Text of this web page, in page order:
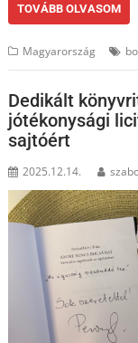
TOVÁBB OLVASOM
Magyarország
Dedikált
jótékonysági
sajtóért
2025.12.14.